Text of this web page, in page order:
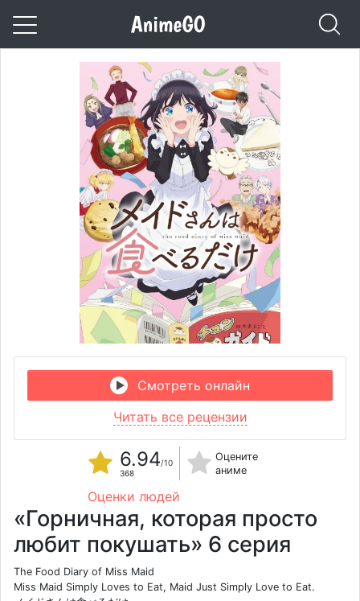
Смотреть онлайн
Читать все рецензии
6.94/10
368
Оцените
аниме
Оценки людей
«Горничная, которая просто
любит покушать» 6 серия
The Food Diary of Miss Maid
Miss Maid Simply Loves to Eat, Maid Just Simply Love to Eat.